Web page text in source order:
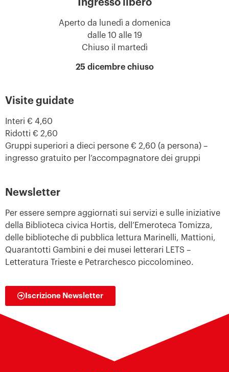
Ingresso libero
Aperto da lunedì a domenica
dalle 10 alle 19
Chiuso il martedì
25 dicembre chiuso
Visite guidate
Interi € 4,60
Ridotti € 2,60
Gruppi superiori a dieci persone € 2,60 (a persona) –
ingresso gratuito per l’accompagnatore dei gruppi
Newsletter
Per essere sempre aggiornati sui servizi e sulle iniziative
della Biblioteca civica Hortis, dell’Emeroteca Tomizza,
delle biblioteche di pubblica lettura Marinelli, Mattioni,
Quarantotti Gambini e dei musei letterari LETS –
Letteratura Trieste e Petrarchesco piccolomineo.
Iscrizione Newsletter